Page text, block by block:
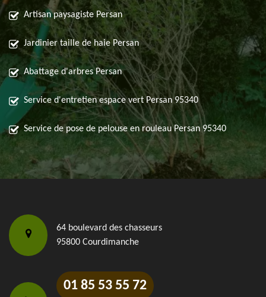
Artisan paysagiste Persan
Jardinier taille de haie Persan
Abattage d'arbres Persan
Service d'entretien espace vert Persan 95340
Service de pose de pelouse en rouleau Persan 95340
64 boulevard des chasseurs
95800 Courdimanche
01 85 53 55 72